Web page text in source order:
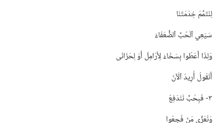
لِنُتَمِّمَ خِدْمَتَنَا
سَيَعِي ٱلْحُبَّ ٱلضُّعَفَاءْ
وَلِذَا أَعْطُوا بِسَخَاءْ لِأَرَامِلَ أَوْ لِحَزَانَى
أَنَقُولُ أُرِيدُ ٱلْآنَ
٣- فَبِحُبٍّ نَنْدَفِعُ
وَنُعَزِّي مَنْ فُجِعُوا